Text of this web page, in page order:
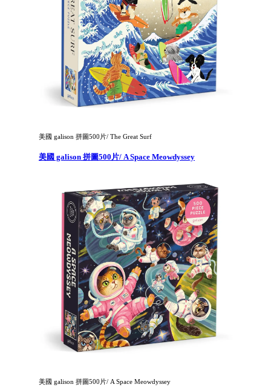
美國 galison 拼圖500片/ The Great Surf
美國 galison 拼圖500片/ A Space Meowdyssey
美國 galison 拼圖500片/ A Space Meowdyssey